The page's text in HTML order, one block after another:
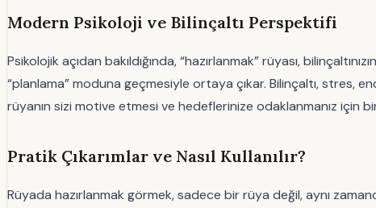
Modern Psikoloji ve Bilinçaltı Perspektifi
Psikolojik açıdan bakıldığında, “hazırlanmak” rüyası,
“planlama” moduna geçmesiyle ortaya çıkar. Bilinçaltı, stres,
rüyanın sizi motive etmesi ve hedeflerinize odaklanmanız için
Pratik Çıkarımlar ve Nasıl Kullanılır?
Rüyada hazırlanmak görmek, sadece bir rüya değil, aynı